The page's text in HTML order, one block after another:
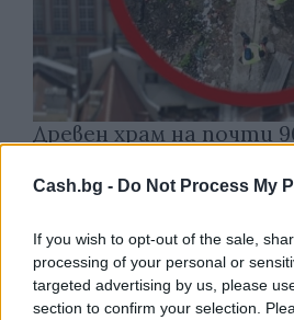
Cash.bg - Do Not Process My
If you wish to opt-out of the sale,
processing of your personal or
targeted advertising by us, please
section to confirm your selection.
Древен храм на почти
Полша